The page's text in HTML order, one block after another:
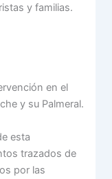
y familias.
en el
y su Palmeral.
esta
trazados de
por las